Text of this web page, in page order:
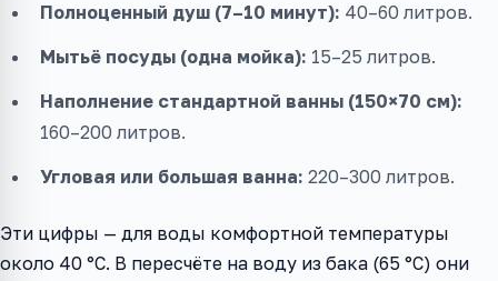
Полноценный душ (7–10 минут): 40–60 литров.
Мытьё посуды (одна мойка): 15–25 литров.
Наполнение стандартной ванны (150×70 см):
160–200 литров.
Угловая или большая ванна: 220–300 литров.
Эти цифры — для воды комфортной температуры
около 40 °C. В пересчёте на воду из бака (65 °C) они